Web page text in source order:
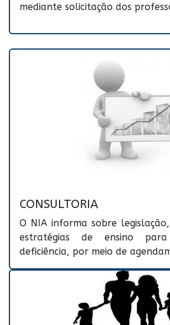
mediante solicitação dos
CONSULTORIA
O NIA informa sobre
estratégias de ensino
deficiência, por meio de